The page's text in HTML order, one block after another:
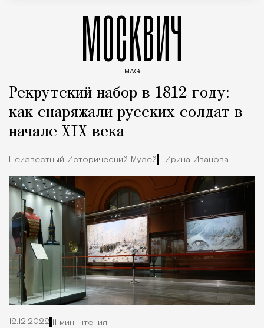
МОСКВИЧ
MAG
Рекрутский набор в 1812 году:
как снаряжали русских солдат в
начале XIX века
Неизвестный Исторический Музей Ирина Иванова
12.12.2022 11 мин. чтения